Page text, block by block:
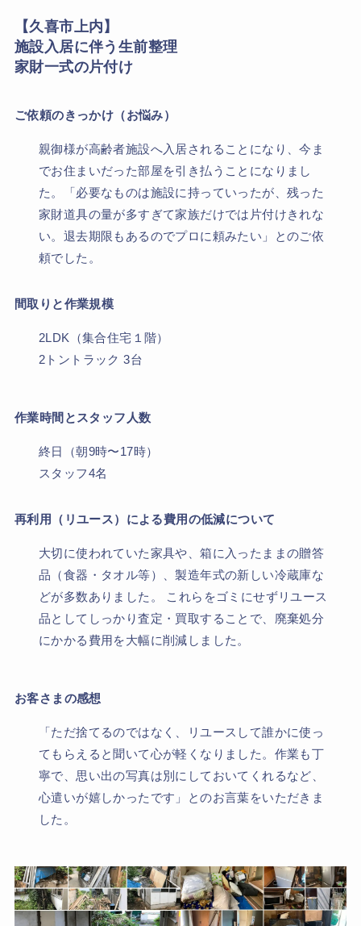
【久喜市上内】
施設入居に伴う生前整理
家財一式の片付け
ご依頼のきっかけ（お悩み）
親御様が高齢者施設へ入居されることになり、今ま
でお住まいだった部屋を引き払うことになりまし
た。「必要なものは施設に持っていったが、残った
家財道具の量が多すぎて家族だけでは片付けきれな
い。退去期限もあるのでプロに頼みたい」とのご依
頼でした。
間取りと作業規模
2LDK（集合住宅１階）
2トントラック 3台
作業時間とスタッフ人数
終日（朝9時〜17時）
スタッフ4名
再利用（リユース）による費用の低減について
大切に使われていた家具や、箱に入ったままの贈答
品（食器・タオル等）、製造年式の新しい冷蔵庫な
どが多数ありました。 これらをゴミにせずリユース
品としてしっかり査定・買取することで、廃棄処分
にかかる費用を大幅に削減しました。
お客さまの感想
「ただ捨てるのではなく、リユースして誰かに使っ
てもらえると聞いて心が軽くなりました。作業も丁
寧で、思い出の写真は別にしておいてくれるなど、
心遣いが嬉しかったです」とのお言葉をいただきま
した。